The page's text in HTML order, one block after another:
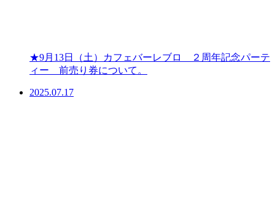
★9月13日（土）カフェバーレブロ ２周年記念パーテ
ィー 前売り券について。
2025.07.17